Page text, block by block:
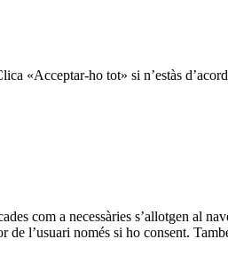
«Acceptar-ho tot» si n’estàs
com a necessàries s’allotgen al
l’usuari només si ho consent.